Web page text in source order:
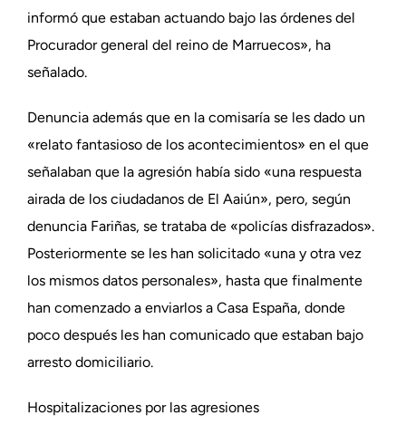
informó que estaban actuando bajo las órdenes del
Procurador general del reino de Marruecos», ha
señalado.
Denuncia además que en la comisaría se les dado un
«relato fantasioso de los acontecimientos» en el que
señalaban que la agresión había sido «una respuesta
airada de los ciudadanos de El Aaiún», pero, según
denuncia Fariñas, se trataba de «policías disfrazados».
Posteriormente se les han solicitado «una y otra vez
los mismos datos personales», hasta que finalmente
han comenzado a enviarlos a Casa España, donde
poco después les han comunicado que estaban bajo
arresto domiciliario.
Hospitalizaciones por las agresiones